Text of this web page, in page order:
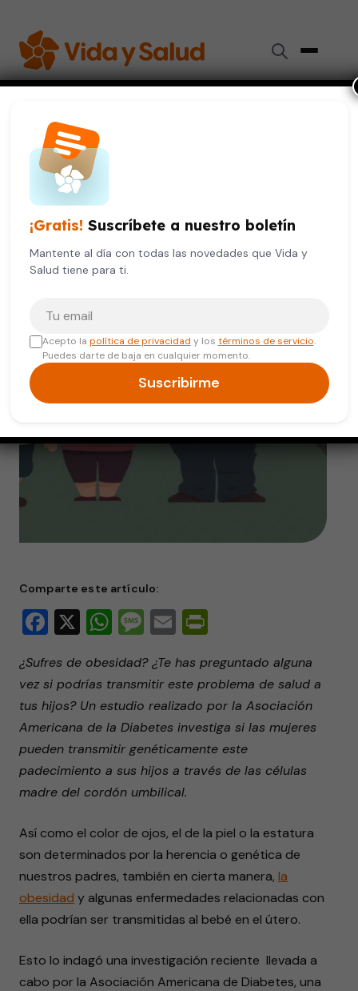
Inicio› Niños y Adolescentes
DIGESTIÓN Y NUTRICIÓN
¿Es hereditaria la obesidad?
8 de noviembre, 2019
Comparte este artículo:
Facebook
X WhatsApp
Message
Email
¿Sufres de obesidad? ¿Te has preguntado alguna
vez si podrías transmitir este problema de salud a
tus hijos? Un estudio realizado por la Asociación
Americana de la Diabetes investiga si las mujeres
pueden transmitir genéticamente este
padecimiento a sus hijos a través de las células
madre del cordón umbilical.
Así como el color de ojos, el de la piel o la estatura
son determinados por la herencia o genética de
nuestros padres, también en cierta manera, la
obesidad y algunas enfermedades relacionadas con
ella podrían ser transmitidas al bebé en el útero.
Esto lo indagó una investigación reciente llevada a
cabo por la Asociación Americana de Diabetes, una
¡Gratis! Suscríbete a nuestro boletín
Mantente al día con todas las novedades que Vida y
Salud tiene para ti.
Acepto la política de privacidad y los términos de servicio.
Puedes darte de baja en cualquier momento.
Suscribirme